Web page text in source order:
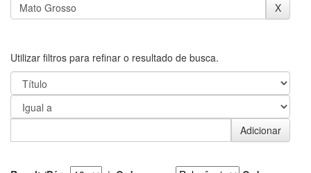
Utilizar filtros para refinar o resultado de busca.